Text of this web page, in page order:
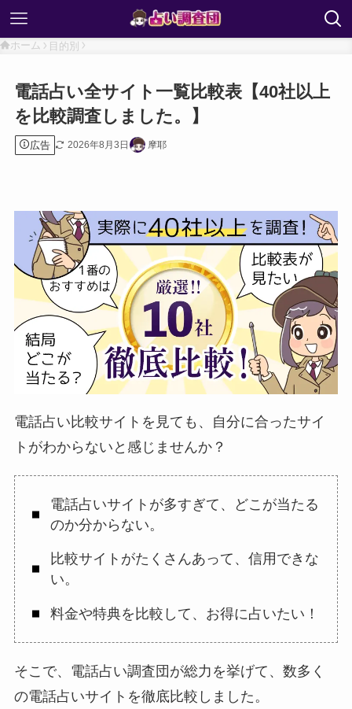
ホーム 目的別
電話占い全サイト一覧比較表【40社以上
を比較調査しました。】
広告 2026年8月3日 摩耶
電話占い比較サイトを見ても、自分に合ったサイ
トがわからないと感じませんか？
電話占いサイトが多すぎて、どこが当たる
のか分からない。
比較サイトがたくさんあって、信用できな
い。
料金や特典を比較して、お得に占いたい！
そこで、電話占い調査団が総力を挙げて、数多く
の電話占いサイトを徹底比較しました。